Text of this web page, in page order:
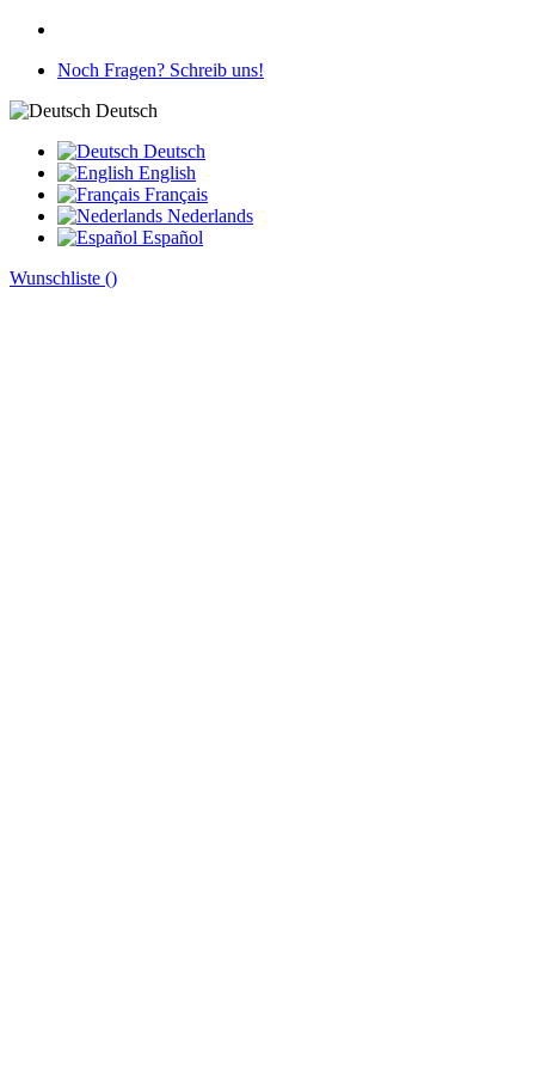
Noch Fragen? Schreib uns!
Deutsch
Deutsch
English
Français
Nederlands
Español
Wunschliste ()